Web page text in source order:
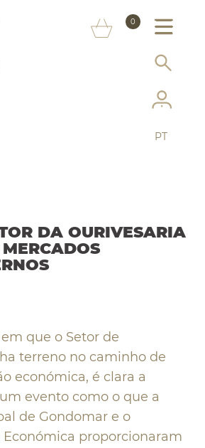
0
AO CONSUMIDOR
SERVIÇOS
PT
DA OURIVESARIA
que o Setor de
terreno no caminho de
económica, é clara a
evento como o que a
de Gondomar e o
Económica proporcionaram